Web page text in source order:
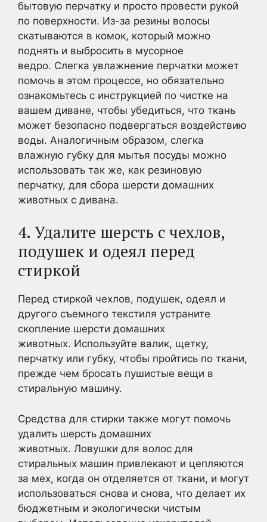
бытовую перчатку и просто провести рукой
по поверхности. Из-за резины волосы
скатываются в комок, который можно
поднять и выбросить в мусорное
ведро. Слегка увлажнение перчатки может
помочь в этом процессе, но обязательно
ознакомьтесь с инструкцией по чистке на
вашем диване, чтобы убедиться, что ткань
может безопасно подвергаться воздействию
воды. Аналогичным образом, слегка
влажную губку для мытья посуды можно
использовать так же, как резиновую
перчатку, для сбора шерсти домашних
животных с дивана.
4. Удалите шерсть с чехлов,
подушек и одеял перед
стиркой
Перед стиркой чехлов, подушек, одеял и
другого съемного текстиля устраните
скопление шерсти домашних
животных. Используйте валик, щетку,
перчатку или губку, чтобы пройтись по ткани,
прежде чем бросать пушистые вещи в
стиральную машину.
Средства для стирки также могут помочь
удалить шерсть домашних
животных. Ловушки для волос для
стиральных машин привлекают и цепляются
за мех, когда он отделяется от ткани, и могут
использоваться снова и снова, что делает их
бюджетным и экологически чистым